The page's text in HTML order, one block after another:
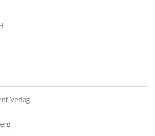
Verlag